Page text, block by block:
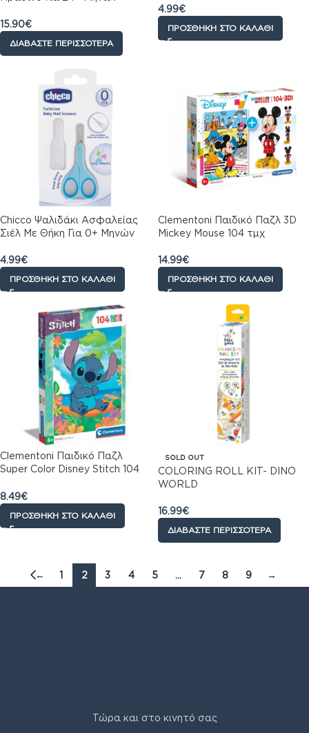
15.90€
ΔΙΑΒΆΣΤΕ ΠΕΡΙΣΣΌΤΕΡΑ
4.99€
ΠΡΟΣΘΉΚΗ ΣΤΟ ΚΑΛΆΘΙ
Chicco Ψαλιδάκι Ασφαλείας
Σιέλ Με Θήκη Για 0+ Μηνών
4.99€
ΠΡΟΣΘΉΚΗ ΣΤΟ ΚΑΛΆΘΙ
Clementoni Παιδικό Παζλ 3D
Mickey Mouse 104 τμχ
14.99€
ΠΡΟΣΘΉΚΗ ΣΤΟ ΚΑΛΆΘΙ
Clementoni Παιδικό Παζλ
Super Color Disney Stitch 104
8.49€
ΠΡΟΣΘΉΚΗ ΣΤΟ ΚΑΛΆΘΙ
SOLD OUT
COLORING ROLL KIT- DINO
WORLD
16.99€
ΔΙΑΒΆΣΤΕ ΠΕΡΙΣΣΌΤΕΡΑ
← 1 2 3 4 5 … 7 8 9 →
Τώρα και στο κινητό σας